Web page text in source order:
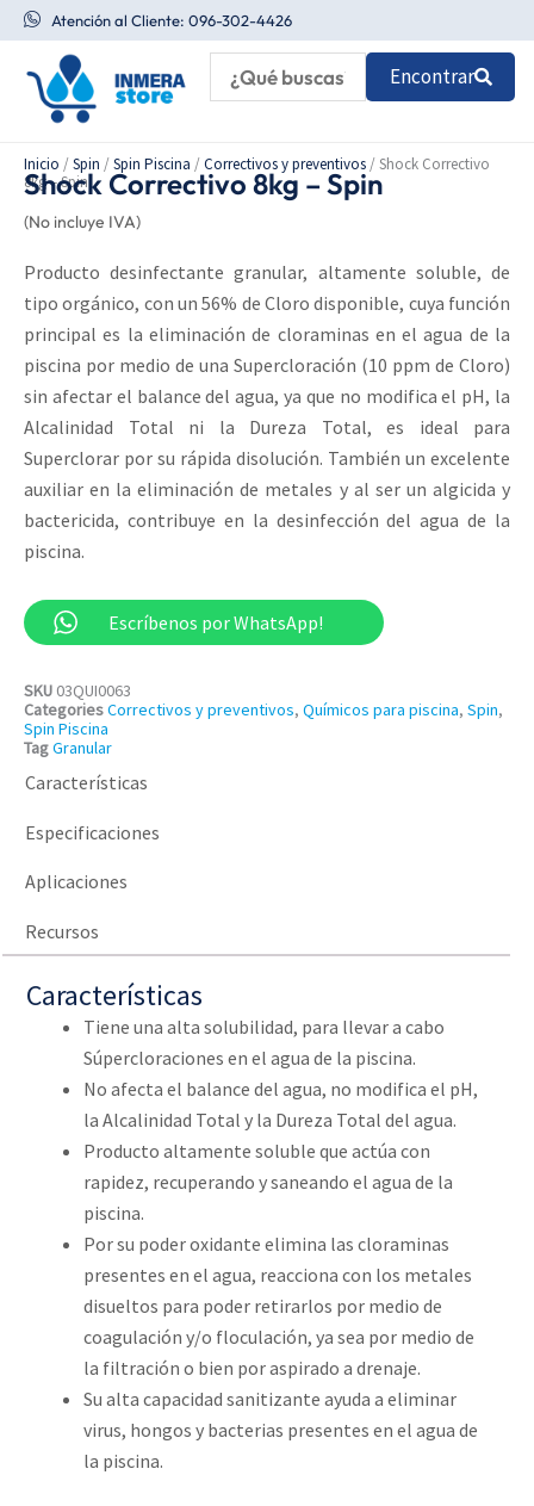
al
contenido
Atención al Cliente: 096-302-4426
Encontrar
Inicio /Spin /Spin Piscina /Correctivos y preventivos / Shock Correctivo
8kg – Spin
Shock Correctivo 8kg – Spin
(No incluye IVA)
Producto desinfectante granular, altamente soluble, de
tipo orgánico, con un 56% de Cloro disponible, cuya función
principal es la eliminación de cloraminas en el agua de la
piscina por medio de una Supercloración (10 ppm de Cloro)
sin afectar el balance del agua, ya que no modifica el pH, la
Alcalinidad Total ni la Dureza Total, es ideal para
Superclorar por su rápida disolución. También un excelente
auxiliar en la eliminación de metales y al ser un algicida y
bactericida, contribuye en la desinfección del agua de la
piscina.
Escríbenos por WhatsApp!
SKU 03QUI0063
CategoriesCorrectivos y preventivos, Químicos para piscina, Spin,
Spin Piscina
TagGranular
Características
Especificaciones
Aplicaciones
Recursos
Características
Tiene una alta solubilidad, para llevar a cabo
Súpercloraciones en el agua de la piscina.
No afecta el balance del agua, no modifica el pH,
la Alcalinidad Total y la Dureza Total del agua.
Producto altamente soluble que actúa con
rapidez, recuperando y saneando el agua de la
piscina.
Por su poder oxidante elimina las cloraminas
presentes en el agua, reacciona con los metales
disueltos para poder retirarlos por medio de
coagulación y/o floculación, ya sea por medio de
la filtración o bien por aspirado a drenaje.
Su alta capacidad sanitizante ayuda a eliminar
virus, hongos y bacterias presentes en el agua de
la piscina.